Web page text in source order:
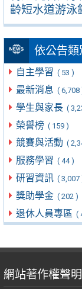
齡短水道游泳
依公告類
自主學習 ( 53 )
最新消息 ( 6,708
學生與家長 (
榮譽榜 ( 159 )
競賽與活動 (
服務學習 ( 44 )
研習資訊 ( 3,007
獎助學金 ( 202 )
退休人員專區 (
網站著作權聲明